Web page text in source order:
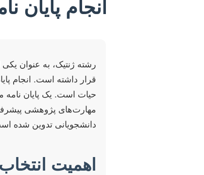
انجام پایان
رشته ژنتیک، به عنوان
قرار داشته است. انجام
حیات است. یک پایان نامه
مهارت‌های پژوهشی
دانشجویانی تدوین شده
اهمیت